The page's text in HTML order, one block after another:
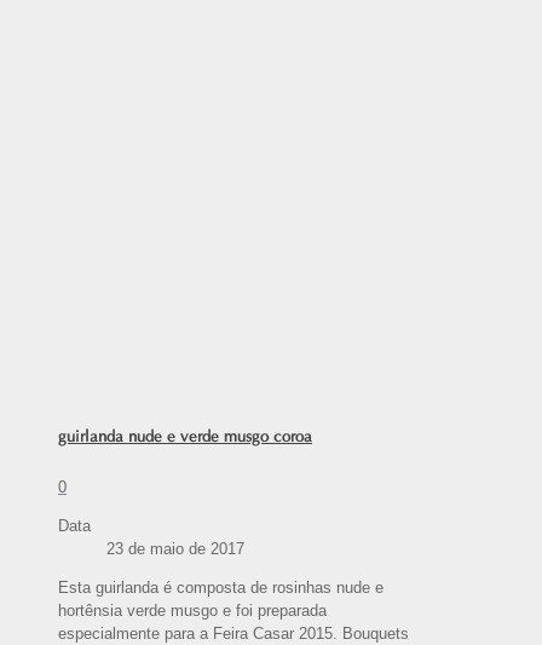
guirlanda nude e verde musgo coroa
0
Data
23 de maio de 2017
Esta guirlanda é composta de rosinhas nude e
hortênsia verde musgo e foi preparada
especialmente para a Feira Casar 2015. Bouquets